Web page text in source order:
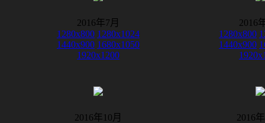
2016年7月
1280x800 1280x1024
1440x900 1680x1050
1920x1200
2016
1280x800
1440x900
2016年10月
2016